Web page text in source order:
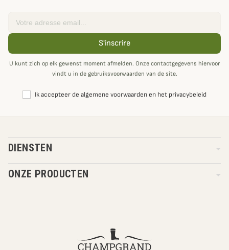
S'inscrire
U kunt zich op elk gewenst moment afmelden. Onze contactgegevens hiervoor
vindt u in de gebruiksvoorwaarden van de site.
Ik accepteer de algemene voorwaarden en het privacybeleid
DIENSTEN
ONZE PRODUCTEN